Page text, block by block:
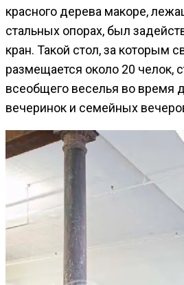
красного дерева макоре,
стальных опорах, был
кран. Такой стол, за которым
размещается около 20 челок,
всеобщего веселья во время
вечеринок и семейных